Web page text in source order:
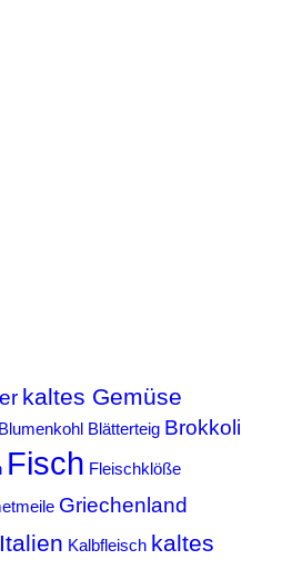
kaltes Gemüse
Blumenkohl Blätterteig Brokkoli
Fisch Fleischklöße
Griechenland
Italien Kalbfleisch kaltes